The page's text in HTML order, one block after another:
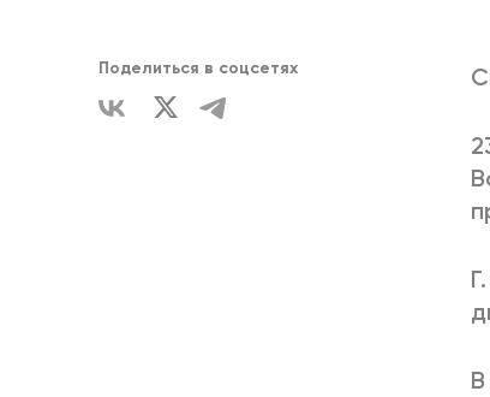
Поделиться в соцсетях